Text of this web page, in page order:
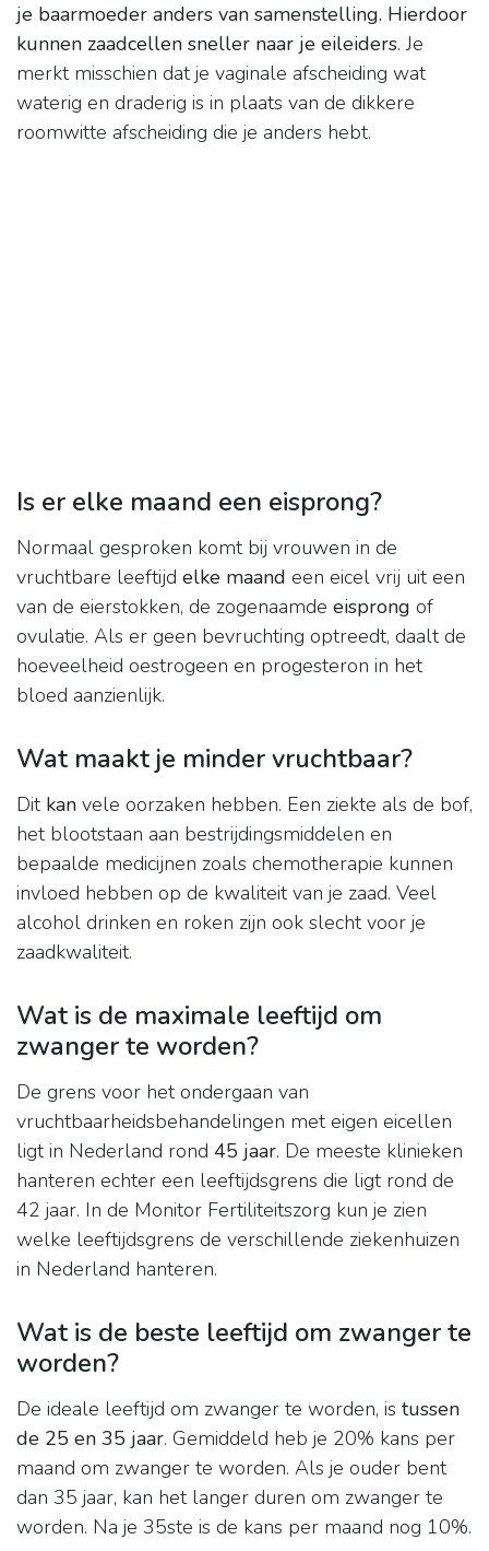
je baarmoeder anders van samenstelling. Hierdoor
kunnen zaadcellen sneller naar je eileiders. Je
merkt misschien dat je vaginale afscheiding wat
waterig en draderig is in plaats van de dikkere
roomwitte afscheiding die je anders hebt.
Is er elke maand een eisprong?
Normaal gesproken komt bij vrouwen in de
vruchtbare leeftijd elke maand een eicel vrij uit een
van de eierstokken, de zogenaamde eisprong of
ovulatie. Als er geen bevruchting optreedt, daalt de
hoeveelheid oestrogeen en progesteron in het
bloed aanzienlijk.
Wat maakt je minder vruchtbaar?
Dit kan vele oorzaken hebben. Een ziekte als de bof,
het blootstaan aan bestrijdingsmiddelen en
bepaalde medicijnen zoals chemotherapie kunnen
invloed hebben op de kwaliteit van je zaad. Veel
alcohol drinken en roken zijn ook slecht voor je
zaadkwaliteit.
Wat is de maximale leeftijd om
zwanger te worden?
De grens voor het ondergaan van
vruchtbaarheidsbehandelingen met eigen eicellen
ligt in Nederland rond 45 jaar. De meeste klinieken
hanteren echter een leeftijdsgrens die ligt rond de
42 jaar. In de Monitor Fertiliteitszorg kun je zien
welke leeftijdsgrens de verschillende ziekenhuizen
in Nederland hanteren.
Wat is de beste leeftijd om zwanger te
worden?
De ideale leeftijd om zwanger te worden, is tussen
de 25 en 35 jaar. Gemiddeld heb je 20% kans per
maand om zwanger te worden. Als je ouder bent
dan 35 jaar, kan het langer duren om zwanger te
worden. Na je 35ste is de kans per maand nog 10%.